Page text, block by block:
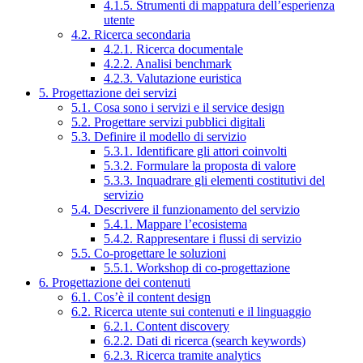
4.1.5. Strumenti di mappatura dell’esperienza
utente
4.2. Ricerca secondaria
4.2.1. Ricerca documentale
4.2.2. Analisi benchmark
4.2.3. Valutazione euristica
5. Progettazione dei servizi
5.1. Cosa sono i servizi e il service design
5.2. Progettare servizi pubblici digitali
5.3. Definire il modello di servizio
5.3.1. Identificare gli attori coinvolti
5.3.2. Formulare la proposta di valore
5.3.3. Inquadrare gli elementi costitutivi del
servizio
5.4. Descrivere il funzionamento del servizio
5.4.1. Mappare l’ecosistema
5.4.2. Rappresentare i flussi di servizio
5.5. Co-progettare le soluzioni
5.5.1. Workshop di co-progettazione
6. Progettazione dei contenuti
6.1. Cos’è il content design
6.2. Ricerca utente sui contenuti e il linguaggio
6.2.1. Content discovery
6.2.2. Dati di ricerca (search keywords)
6.2.3. Ricerca tramite analytics